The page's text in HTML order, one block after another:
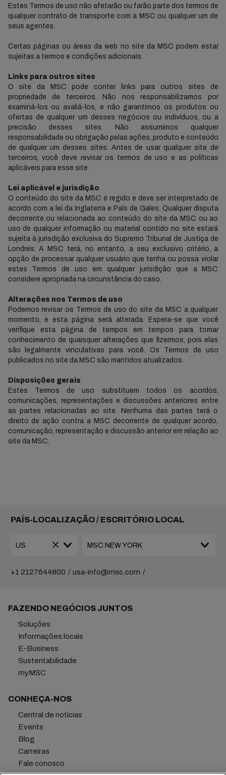
Estes Termos de uso não afetarão ou farão parte dos termos de
qualquer contrato de transporte com a MSC ou qualquer um de
seus agentes.
Certas páginas ou áreas da web no site da MSC podem estar
sujeitas a termos e condições adicionais.
Links para outros sites
O site da MSC pode conter links para outros sites de
propriedade de terceiros. Não nos responsabilizamos por
examiná-los ou avaliá-los, e não garantimos os produtos ou
ofertas de qualquer um desses negócios ou indivíduos, ou a
precisão desses sites. Não assumimos qualquer
responsabilidade ou obrigação pelas ações, produto e conteúdo
de qualquer um desses sites. Antes de usar qualquer site de
terceiros, você deve revisar os termos de uso e as políticas
aplicáveis para esse site.
Lei aplicável e jurisdição
O conteúdo do site da MSC é regido e deve ser interpretado de
acordo com a lei da Inglaterra e País de Gales. Qualquer disputa
decorrente ou relacionada ao conteúdo do site da MSC ou ao
uso de qualquer informação ou material contido no site estará
sujeita à jurisdição exclusiva do Supremo Tribunal de Justiça de
Londres. A MSC terá, no entanto, a seu exclusivo critério, a
opção de processar qualquer usuário que tenha ou possa violar
estes Termos de uso em qualquer jurisdição que a MSC
considere apropriada na circunstância do caso.
Alterações nos Termos de uso
Podemos revisar os Termos de uso do site da MSC a qualquer
momento, e esta página será alterada. Espera-se que você
verifique esta página de tempos em tempos para tomar
conhecimento de quaisquer alterações que fizermos, pois elas
são legalmente vinculativas para você. Os Termos de uso
publicados no site da MSC são mantidos atualizados.
Disposições gerais
Estes Termos de uso substituem todos os acordos,
comunicações, representações e discussões anteriores entre
as partes relacionadas ao site. Nenhuma das partes terá o
direito de ação contra a MSC decorrente de qualquer acordo,
comunicação, representação e discussão anterior em relação ao
site da MSC.
PAÍS-LOCALIZAÇÃO / ESCRITÓRIO LOCAL
+1 2127644800 usa-info@msc.com
FAZENDO NEGÓCIOS JUNTOS
Soluções
Informações locais
E-Business
Sustentabilidade
myMSC
CONHEÇA-NOS
Central de notícias
Events
Blog
Carreiras
Fale conosco